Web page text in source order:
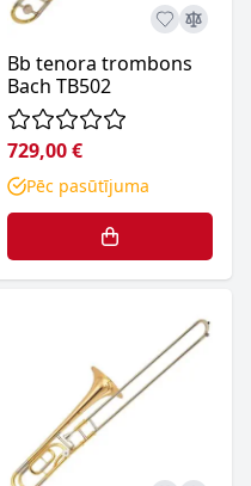
Bb tenora trombons
Bach TB502
729,00 €
Pēc pasūtījuma